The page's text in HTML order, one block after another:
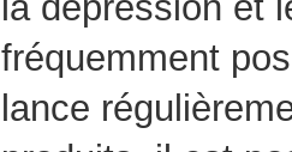
fréquemment
lance